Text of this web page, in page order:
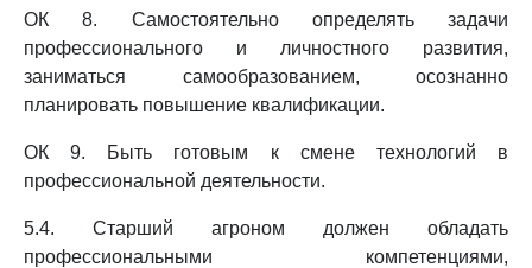
ОК 8. Самостоятельно определять задачи
профессионального и личностного развития,
заниматься самообразованием, осознанно
планировать повышение квалификации.
ОК 9. Быть готовым к смене технологий в
профессиональной деятельности.
5.4. Старший агроном должен обладать
профессиональными компетенциями,